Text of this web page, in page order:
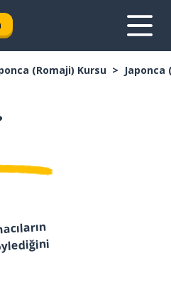
(Romaji) Kursu Japonca